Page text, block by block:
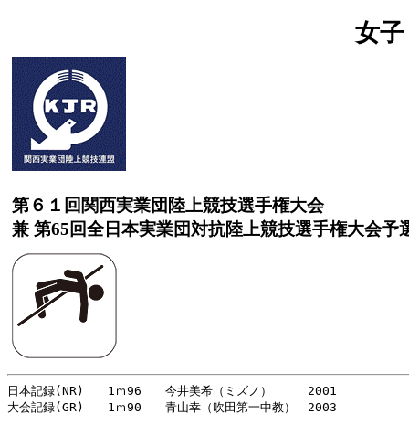
女
第６１回関西実業団陸上競技選手権大会
兼 第65回全日本実業団対抗陸上競技選手権大会予
日本記録(NR)　　1ｍ96　　今井美希（ミズノ）　　　2001
大会記録(GR)　　1ｍ90　　青山幸（吹田第一中教）　2003